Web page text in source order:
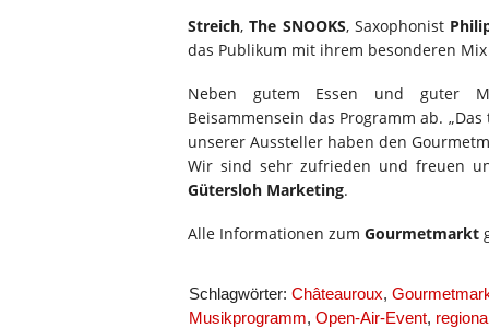
Streich,The SNOOKS, Saxophonist
das Publikum mit ihrem besonderen
Neben gutem Essen und guter
Beisammensein das Programm ab.
unserer Aussteller haben den
Wir sind sehr zufrieden und freuen
Gütersloh Marketing.
Alle Informationen zum Gourmetmarkt
Schlagwörter: Châteauroux,
Musikprogramm, Open-Air-Event,